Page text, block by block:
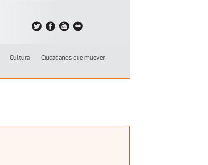
Cultura
Ciudadanos que mueven